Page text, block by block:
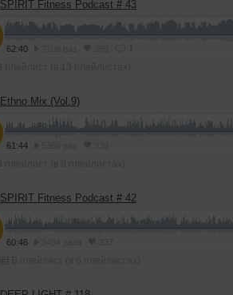
SPIRIT Fitness Podcast # 43
62:40
Ethno Mix (Vol.9)
61:44
SPIRIT Fitness Podcast # 42
60:46